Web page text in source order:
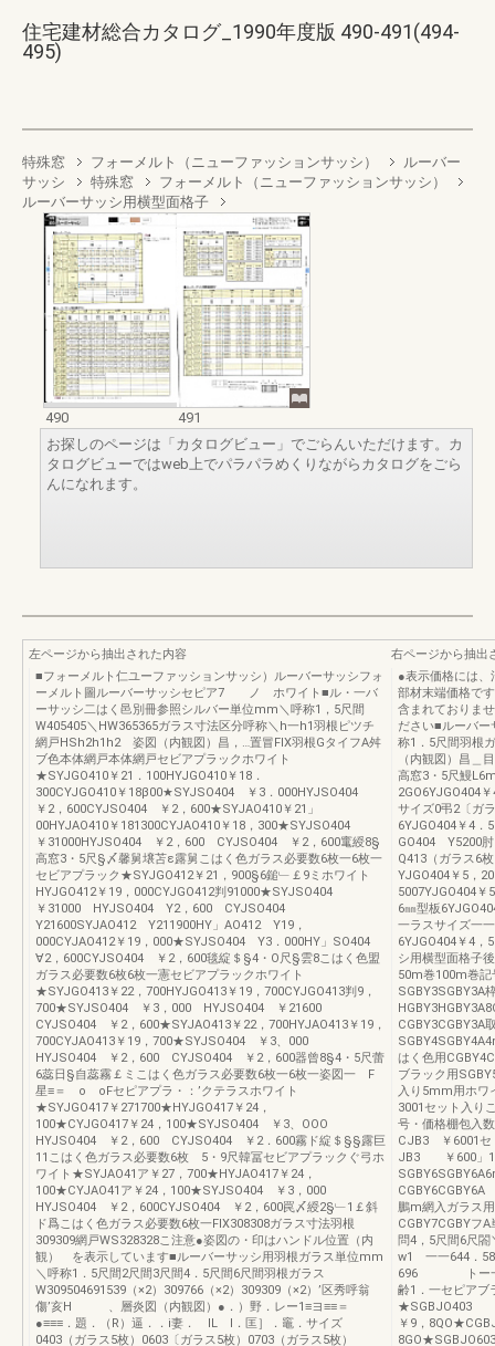
住宅建材総合カタログ_1990年度版 490-491(494-
495)
特殊窓 フォーメルト（ニューファッションサッシ）
ルーバー
サッシ
特殊窓
フォーメルト（ニューファッションサッシ）
ルーバーサッシ用横型面格子
490
491
お探しのページは「カタログビュー」でごらんいただけます。カ
タログビューではweb上でパラパラめくりながらカタログをごら
んになれます。
左ページから抽出された内容
■フォーメルト仁ユーファッションサッシ）ルーバーサッシフォ
ーメルト圖ルーバーサッシセピア7 ノ ホワイト■ル・一バ
ーサッシ二はく邑別冊参照シルバー単位mm＼呼称1，5尺間
W405405＼HW365365ガラス寸法区分呼称＼h一h1羽根ピツチ
網戸HSh2h1h2 姿図（内観図）昌，…置冒FlX羽根GタイフA舛
ブ色本体網戸本体網戸セビアプラックホワイト
★SYJGO410￥21．100HYJGO410￥18．
300CYJGO410￥18β00★SYJSO404 ￥3．000HYJSO404
￥2，600CYJSO404 ￥2，600★SYJAO410￥21」
00HYJAO410￥181300CYJAO410￥18，300★SYJSO404
￥31000HYJSO404 ￥2，600 CYJSO404 ￥2，600竃綬8§
高窓3・5尺§〆馨舅壌苫ε露舅こはく色ガラス必要数6枚一6枚一
セビアプラック★SYJGO412￥21，900§6鎚﹂￡9ミホワイト
HYJGO412￥19，000CYJGO412判91000★SYJSO404
￥31000 HYJSO404 Y2，600 CYJSO404
Y21600SYJAO412 Y211900HY」AO412 Y19，
000CYJAO412￥19，000★SYJSO404 Y3．000HY」SO404
∀2，600CYJSO404 ￥2，600毯綻＄§4・O尺§雲8こはく色盟
ガラス必要数6枚6枚一憲セビアプラックホワイト
★SYJGO413￥22，700HYJGO413￥19，700CYJGO413判9，
700★SYJSO404 ￥3，000 HYJSO404 ￥21600
CYJSO404 ￥2，600★SYJAO413￥22，700HYJAO413￥19，
700CYJAO413￥19，700★SYJSO404 ￥3、000
HYJSO404 ￥2，600 CYJSO404 ￥2，600器曾8§4・5尺蕾
6蕊日§自蕊霧￡ミこはく色ガラス必要数6枚一6枚一姿図一 F
星≡＝ o oFセピアプラ・：’クテラスホワイト
★SYJGO417￥271700★HYJGO417￥24，
100★CYJGO417￥24，100★SYJSO404 ￥3、OOO
HYJSO404 ￥2，600 CYJSO404 ￥2．600霧ド綻＄§§露巨
11こはく色ガラス必要数6枚 5・9尺韓冨セビアプラックぐ弓ホ
ワイト★SYJAO41ア￥27，700★HYJAO417￥24，
100★CYJAO41ア￥24，100★SYJSO404 ￥3，000
HYJSO404 ￥2，600CYJSO404 ￥2，600罠〆綬2§﹂1￡斜
ド爲こはく色ガラス必要数6枚一FIX308308ガラス寸法羽根
309309網戸WS328328こ注意●姿図の・印はハンドル位置（内
観） を表示しています■ルーバーサッシ用羽根ガラス単位mm
＼呼称1．5尺間2尺間3尺間4．5尺間6尺間羽根ガラス
W309504691539（×2）309766（×2）309309（×2）’区秀呼翁
傷’亥H 、層炎図（内観図）●．）野．レー1≡ヨ≡≡＝
●≡≡≡．題．（R）逼．．i妻． IL I．匡］．竈．サイズ
0403（ガラス5枚）0603〔ガラス5枚）0703（ガラス5枚）
右ページから抽出
●表示価格には
部材末端価格で
含まれておりま
ださい■ルーバ
称1．5尺間羽根
（内観図）昌＿
高窓3・5尺鰻
2GO6YJGO404
サイズ0弔2〔ガ
6YJGO404￥4．
GO404 Y5200
Q413（ガラス6
YJGO404￥5，
5007YJGO404￥
6㎜型板
一ラスサイズ一
6YJGO404￥4，
シ用横型面格子
50m巻100m巻
SGBY3SGBY3A
CGBY3CGBY3A
はく色用
ブラック用
入り5mm用ホ
3001セット入り
号・価格棚包入
CJB3 ￥6001セ
JB3 ￥600」1
鵬m網入ガラス
CGBY7CGBYフ
問4，5尺間6尺閤
w1 一一644．
696 トー一一
齢1．一セピアブ
￥9，